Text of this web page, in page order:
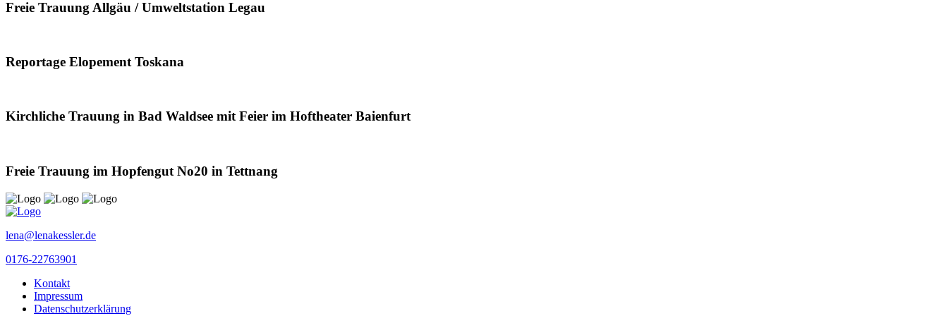
Freie Trauung Allgäu / Umweltstation Legau
Reportage Elopement Toskana
Kirchliche Trauung in Bad Waldsee mit Feier im Hoftheater Baienfurt
Freie Trauung im Hopfengut No20 in Tettnang
lena@lenakessler.de
0176-22763901
Kontakt
Impressum
Datenschutzerklärung